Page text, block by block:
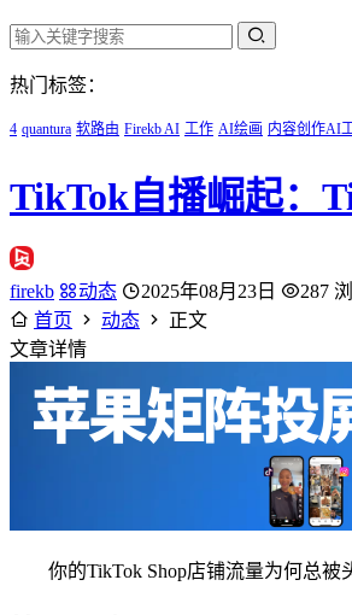
热门标签：
4 quantura 软路由 Firekb AI 工作 AI绘画 内容创作AI
TikTok自播崛起：
firekb 动态 2025年08月23日
287
首页
动态
正文
文章详情
你的TikTok Shop店铺流量为何总